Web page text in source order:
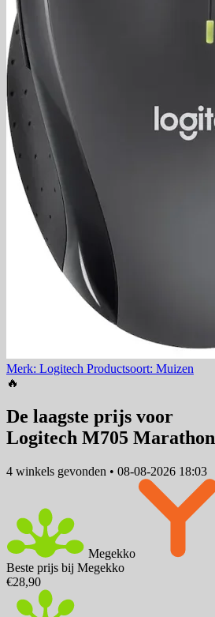
Merk: Logitech Productsoort: Muizen
🔥
De laagste prijs voor
Logitech M705 Marathon
4 winkels gevonden • 08-08-2026 18:03
Megekko
Beste prijs bij Megekko
€28,90